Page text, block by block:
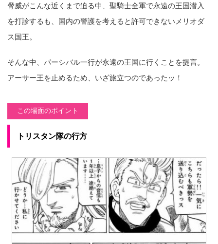
脅威がこんな近くまで迫る中、聖騎士全軍で永遠の王国潜入
を打診するも、国内の警護を考えると許可できないメリオダ
ス国王。
そんな中、パーシバル一行が永遠の王国に行くことを提言。
アーサー王を止めるため、いざ旅立つのであったッ！
この場面のポイント
トリスタン隊の行方